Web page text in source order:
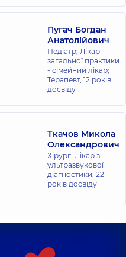
Пугач Богдан
Анатолійович
Педіатр; Лікар
загальної практики
- сімейний лікар;
Терапевт, 12 років
досвіду
Ткачов Микола
Олександрович
Хірург; Лікар з
ультразвукової
діагностики, 22
років досвіду